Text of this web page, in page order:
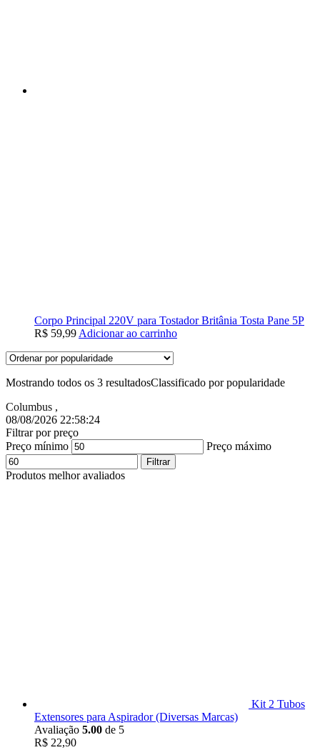
Corpo Principal 220V para Tostador Britânia Tosta Pane 5P
R$ 59,99Adicionar ao carrinho
Mostrando todos os 3 resultadosClassificado por popularidade
Columbus ,
08/08/2026 22:58:25
Filtrar por preço
Preço mínimo
Preço máximo
Filtrar
Produtos melhor avaliados
Kit 2 Tubos
Extensores para Aspirador (Diversas Marcas)
Avaliação 5.00 de 5
R$ 22,90